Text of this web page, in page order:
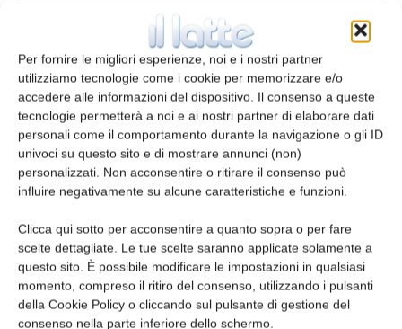
Per fornire le migliori esperienze, noi e i nostri partner
utilizziamo tecnologie come i cookie per memorizzare e/o
accedere alle informazioni del dispositivo. Il consenso a queste
tecnologie permetterà a noi e ai nostri partner di elaborare dati
personali come il comportamento durante la navigazione o gli ID
univoci su questo sito e di mostrare annunci (non)
personalizzati. Non acconsentire o ritirare il consenso può
influire negativamente su alcune caratteristiche e funzioni.
Clicca qui sotto per acconsentire a quanto sopra o per fare
scelte dettagliate. Le tue scelte saranno applicate solamente a
questo sito. È possibile modificare le impostazioni in qualsiasi
momento, compreso il ritiro del consenso, utilizzando i pulsanti
della Cookie Policy o cliccando sul pulsante di gestione del
consenso nella parte inferiore dello schermo.
Telefono
Messaggio